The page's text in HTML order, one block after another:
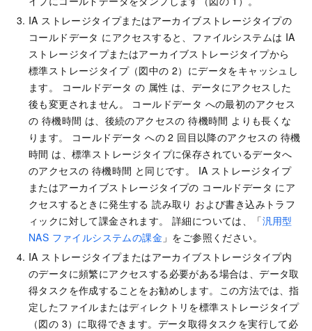
IA ストレージタイプまたはアーカイブストレージタイプの
コールドデータ にアクセスすると、ファイルシステムは IA
ストレージタイプまたはアーカイブストレージタイプから
標準ストレージタイプ（図中の 2）にデータをキャッシュし
ます。 コールドデータ の 属性 は、データにアクセスした
後も変更されません。 コールドデータ への最初のアクセス
の 待機時間 は、後続のアクセスの 待機時間 よりも長くな
ります。 コールドデータ への 2 回目以降のアクセスの 待機
時間 は、標準ストレージタイプに保存されているデータへ
のアクセスの 待機時間 と同じです。 IA ストレージタイプ
またはアーカイブストレージタイプの コールドデータ にア
クセスするときに発生する 読み取り および書き込みトラフ
ィックに対して課金されます。 詳細については、「汎用型
NAS ファイルシステムの課金 」をご参照ください。
IA ストレージタイプまたはアーカイブストレージタイプ内
のデータに頻繁にアクセスする必要がある場合は、データ取
得タスクを作成することをお勧めします。この方法では、指
定したファイルまたはディレクトリを標準ストレージタイプ
（図の 3）に取得できます。データ取得タスクを実行して必